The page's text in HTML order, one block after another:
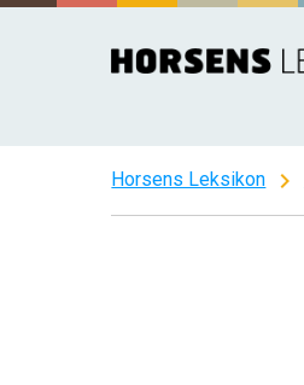
Spring
Horsens Leksikon chevron_right